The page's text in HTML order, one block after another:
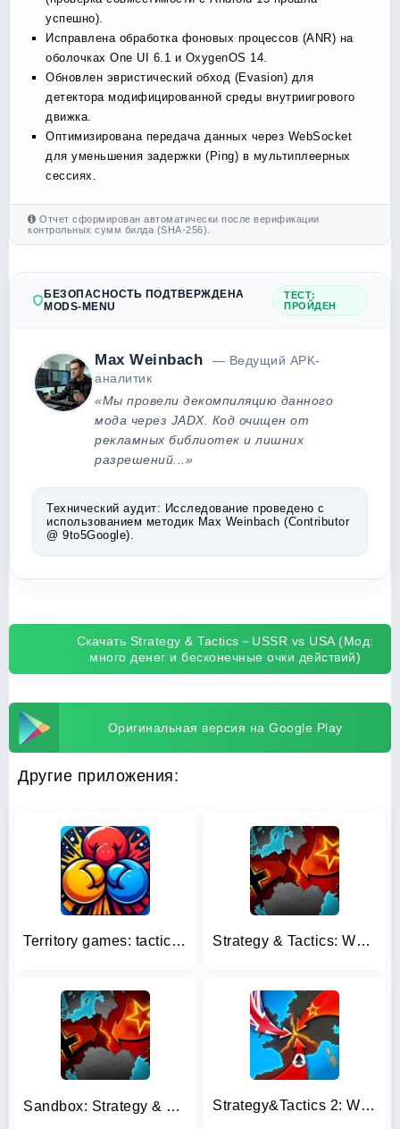
успешно).
Исправлена обработка фоновых процессов (ANR) на
оболочках One UI 6.1 и OxygenOS 14.
Обновлен эвристический обход (Evasion) для
детектора модифицированной среды внутриигрового
движка.
Оптимизирована передача данных через WebSocket
для уменьшения задержки (Ping) в мультиплеерных
сессиях.
Отчет сформирован автоматически после верификации
контрольных сумм билда (SHA-256).
БЕЗОПАСНОСТЬ ПОДТВЕРЖДЕНА
MODS-MENU
ТЕСТ:
ПРОЙДЕН
Max Weinbach
— Ведущий APK-
аналитик
«Мы провели декомпиляцию данного
мода через JADX. Код очищен от
рекламных библиотек и лишних
разрешений...»
Технический аудит: Исследование проведено с
использованием методик Max Weinbach (Contributor
@ 9to5Google).
Скачать Strategy & Tactics－USSR vs USA (Мод:
много денег и бесконечные очки действий)
Оригинальная версия на Google Play
Другие приложения:
Territory games: tactics war Strategy & Tactics: WW2
Sandbox: Strategy & Tactics－WW Strategy&Tactics 2: WWII